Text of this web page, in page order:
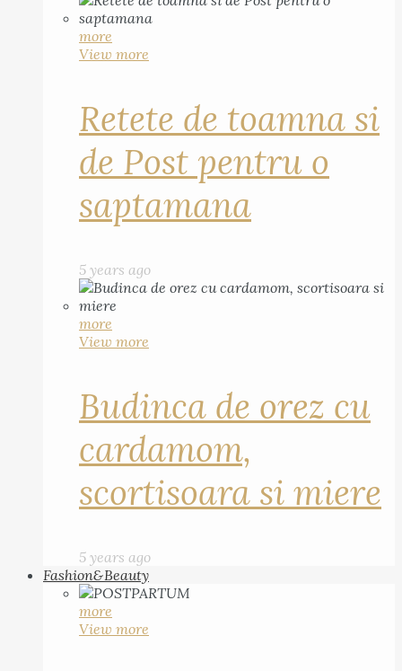
more
View more
Retete de toamna si
de Post pentru o
saptamana
5 years ago
more
View more
Budinca de orez cu
cardamom,
scortisoara si miere
5 years ago
Fashion&Beauty
more
View more